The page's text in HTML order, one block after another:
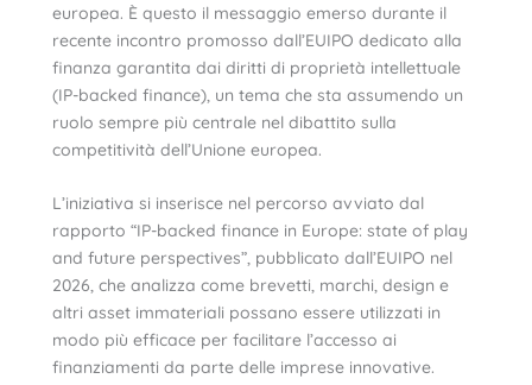
europea. È questo il messaggio emerso durante il
recente incontro promosso dall’EUIPO dedicato alla
finanza garantita dai diritti di proprietà intellettuale
(IP-backed finance), un tema che sta assumendo un
ruolo sempre più centrale nel dibattito sulla
competitività dell’Unione europea.
L’iniziativa si inserisce nel percorso avviato dal
rapporto “IP-backed finance in Europe: state of play
and future perspectives”, pubblicato dall’EUIPO nel
2026, che analizza come brevetti, marchi, design e
altri asset immateriali possano essere utilizzati in
modo più efficace per facilitare l’accesso ai
finanziamenti da parte delle imprese innovative.